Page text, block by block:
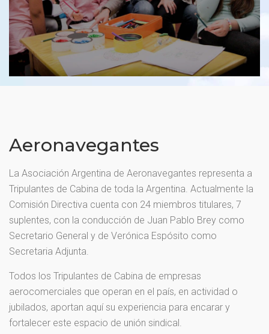
Aeronavegantes
La Asociación Argentina de Aeronavegantes representa a
Tripulantes de Cabina de toda la Argentina. Actualmente la
Comisión Directiva cuenta con 24 miembros titulares, 7
suplentes, con la conducción de Juan Pablo Brey como
Secretario General y de Verónica Espósito como
Secretaria Adjunta.
Todos los Tripulantes de Cabina de empresas
aerocomerciales que operan en el país, en actividad o
jubilados, aportan aquí su experiencia para encarar y
fortalecer este espacio de unión sindical.